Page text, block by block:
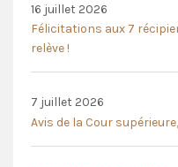
16 juillet 2026
Félicitations aux 7
relève !
7 juillet 2026
Avis de la Cour